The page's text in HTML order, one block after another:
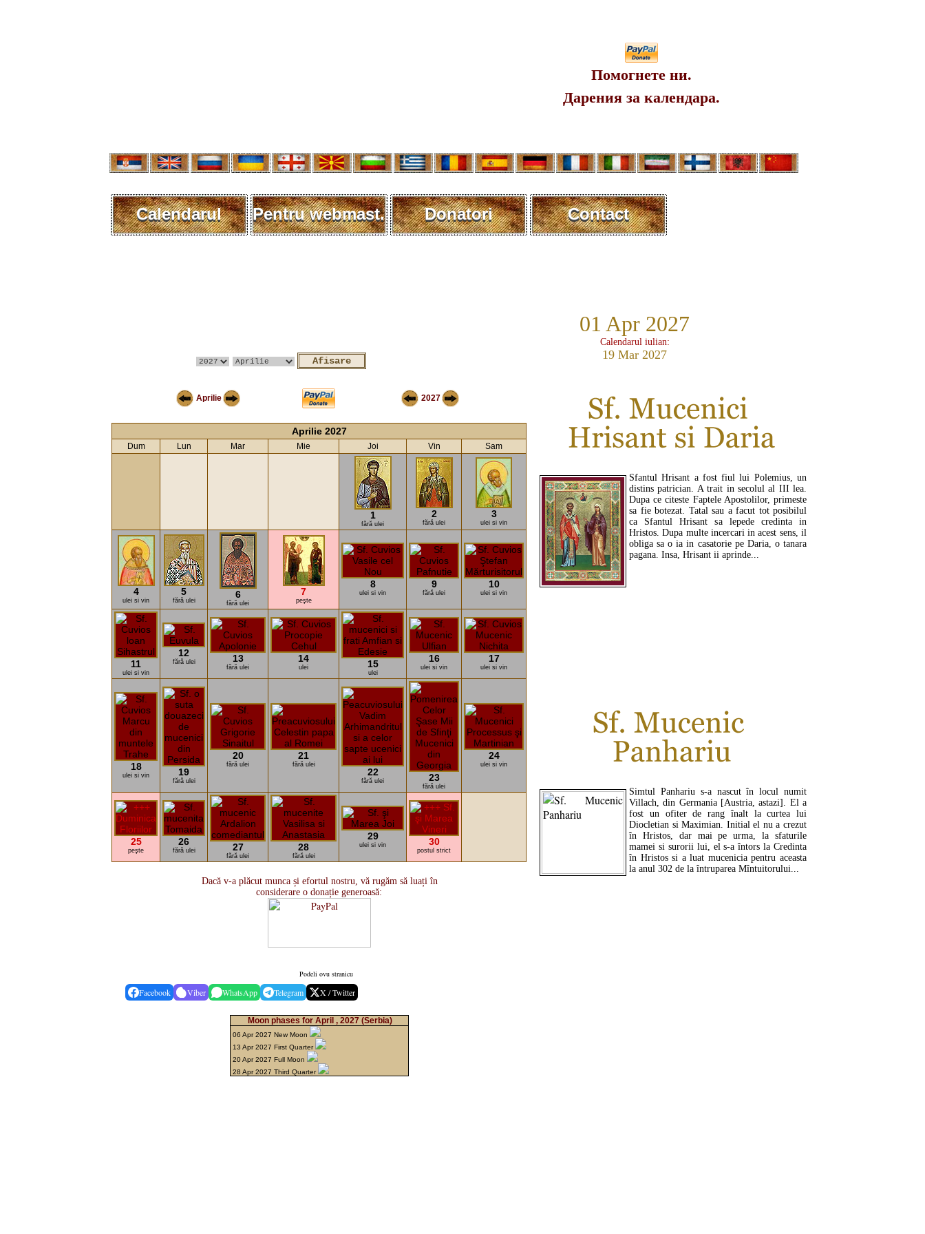
Помогнете ни.
Дарения за календара.
Calendarul Pentru webmast. Donatori Contact
01 Apr 2027
Calendarul iulian:
19 Mar 2027
Aprilie 2027
Sfantul Hrisant a fost fiul lui Polemius, un
distins patrician. A trait in secolul al III lea.
Dupa ce citeste Faptele Apostolilor, primeste
sa fie botezat. Tatal sau a facut tot posibilul
ca Sfantul Hrisant sa lepede credinta in
Hristos. Dupa multe incercari in acest sens, il
obliga sa o ia in casatorie pe Daria, o tanara
pagana. Insa, Hrisant ii aprinde...
Simtul Panhariu s-a nascut în locul numit
Villach, din Germania [Austria, astazi]. El a
fost un ofiter de rang înalt la curtea lui
Diocletian si Maximian. Initial el nu a crezut
în Hristos, dar mai pe urma, la sfaturile
mamei si surorii lui, el s-a întors la Credinta
în Hristos si a luat mucenicia pentru aceasta
la anul 302 de la întruparea Mîntuitorului...
Aprilie 2027
Dum Lun Mar Mie Joi Vin Sam
1
fără ulei
2
fără ulei
3
ulei si vin
4
ulei si vin
5
fără ulei
6
fără ulei
7
peşte
8
ulei si vin
9
fără ulei
10
ulei si vin
11
ulei si vin
12
fără ulei 13
fără ulei
14
ulei 15
ulei
16
ulei si vin
17
ulei si vin
18
ulei si vin 19
fără ulei
20
fără ulei
21
fără ulei
22
fără ulei 23
fără ulei
24
ulei si vin
25
peşte
26
fără ulei 27
fără ulei
28
fără ulei
29
ulei si vin 30
postul strict
Dacă v-a plăcut munca și efortul nostru, vă rugăm să luați în
considerare o donație generoasă:
Podeli ovu stranicu
Facebook Viber WhatsApp Telegram X / Twitter
Moon phases for April , 2027 (Serbia)
06 Apr 2027 New Moon
13 Apr 2027 First Quarter
20 Apr 2027 Full Moon
28 Apr 2027 Third Quarter